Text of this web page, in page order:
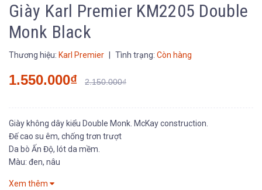
Giày Karl Premier KM2205 Double
Monk Black
Thương hiệu: Karl Premier Tình trạng: Còn hàng
1.550.000₫ 2.150.000₫
Giày không dây kiểu Double Monk. McKay construction.
Đế cao su êm, chống trơn trượt
Da bò Ấn Độ, lót da mềm.
Màu: đen, nâu
Xem thêm